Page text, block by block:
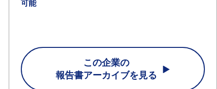
可能
この企業の
報告書アーカイブを見る